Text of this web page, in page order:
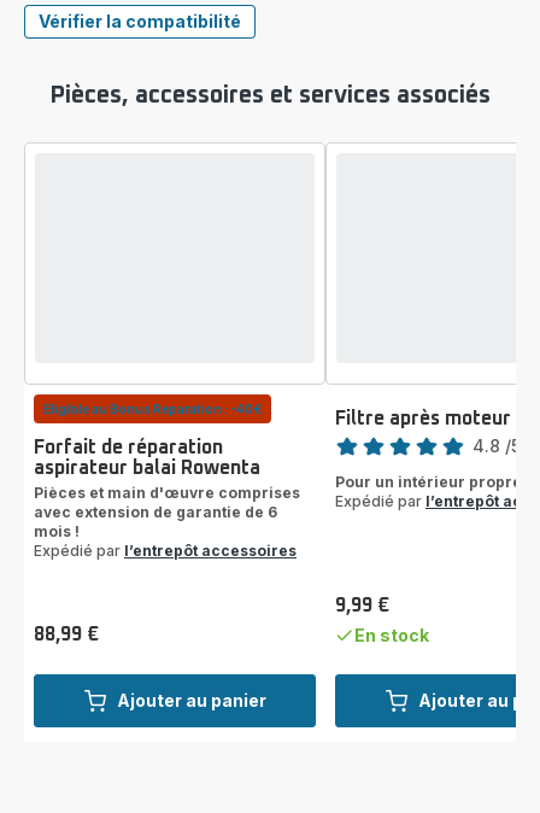
Vérifier la compatibilité
Pièces, accessoires et services associés
Ajouter au panier
Eligible au Bonus Réparation : -40€
Forfait de réparation
aspirateur balai Rowenta
Pièces et main d'œuvre comprises
avec extension de garantie de 6
mois !
Expédié par l’entrepôt accessoires
Prix
88,99 €
Ajouter au
Filtre après moteur
Note
4.8 /5
Pour un intérieur propre
Expédié par l’entrepôt
Prix
9,99 €
En stock